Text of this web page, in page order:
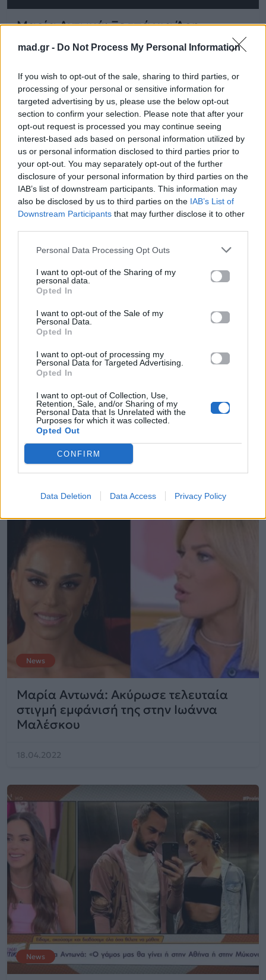
mad.gr - Do Not Process My Personal Information
If you wish to opt-out of the sale, sharing to third parties, or
processing of your personal or sensitive information for
targeted advertising by us, please use the below opt-out
section to confirm your selection. Please note that after your
opt-out request is processed you may continue seeing
interest-based ads based on personal information utilized by
us or personal information disclosed to third parties prior to
your opt-out. You may separately opt-out of the further
disclosure of your personal information by third parties on the
IAB’s list of downstream participants. This information may
also be disclosed by us to third parties on the IAB’s List of
Downstream Participants that may further disclose it to other
Personal Data Processing Opt Outs
I want to opt-out of the Sharing of my
personal data.
Opted In
I want to opt-out of the Sale of my
Personal Data.
Opted In
I want to opt-out of processing my
Personal Data for Targeted Advertising.
Opted In
I want to opt-out of Collection, Use,
Retention, Sale, and/or Sharing of my
Personal Data that Is Unrelated with the
Purposes for which it was collected.
Opted Out
CONFIRM
Data Deletion Data Access Privacy Policy
Μαρία Αντωνά: Ξεσπά για Άρη
Σοϊλέδη και Σοφιάνα Αβραμάκη
03.05.2022
News
Μαρία Αντωνά: «Δεν έχω ξαναδεί έτσι
τον Άρη Σοϊλέδη, έχω σοκαριστεί»
19.04.2022
News
Μαρία Αντωνά: Ακύρωσε τελευταία
στιγμή εμφάνισή της στην Ιωάννα
Μαλέσκου
18.04.2022
News